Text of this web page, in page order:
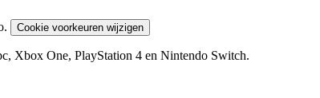
Cookie voorkeuren wijzigen
Xbox One, PlayStation 4 en Nintendo Switch.